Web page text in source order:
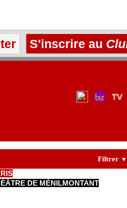
S'inscrire au
Filtrer ▼
DE MÉNILMONTANT